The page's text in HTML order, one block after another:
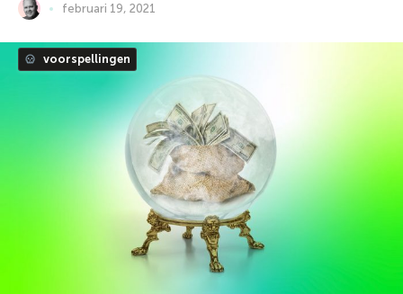
februari 19, 2021
voorspellingen